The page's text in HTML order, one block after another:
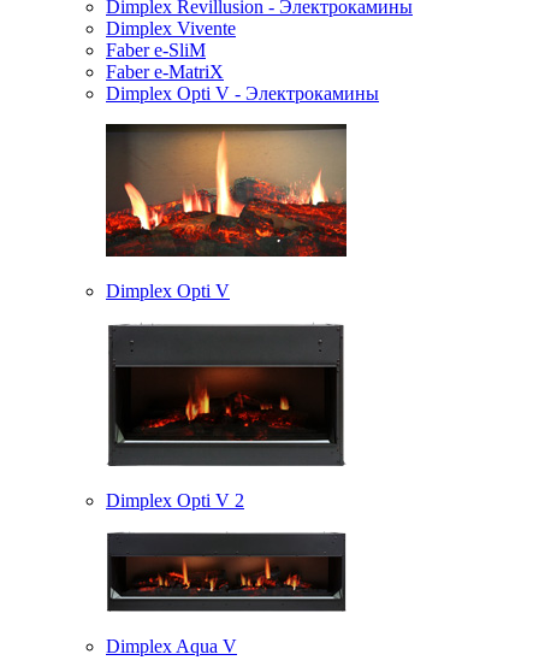
Dimplex Revillusion - Электрокамины
Dimplex Vivente
Faber e-SliM
Faber e-MatriX
Dimplex Opti V - Электрокамины
Dimplex Opti V
Dimplex Opti V 2
Dimplex Aqua V